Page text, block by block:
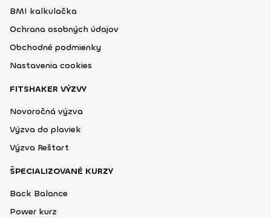
BMI kalkulačka
Ochrana osobných údajov
Obchodné podmienky
Nastavenia cookies
FITSHAKER VÝZVY
Novoročná výzva
Výzva do plaviek
Výzva Reštart
ŠPECIALIZOVANÉ KURZY
Back Balance
Power kurz